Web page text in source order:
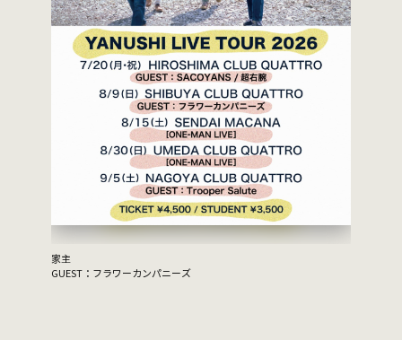
家主
GUEST：フラワーカンパニーズ